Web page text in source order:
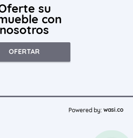
su
con
nosotros
OFERTAR
Powered by: wasi.co